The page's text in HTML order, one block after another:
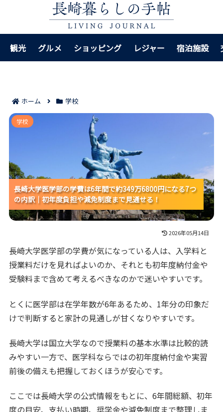
観光 グルメ ショッピング レジャー 宿泊施設
ホーム 学校
長崎大学医学部の学費は6年間で約349万6800円になる
7つの内訳｜初年度負担や減免制度まで見通せる！
長崎大学医学部の学費は6年間で約349万6800円になる7つ
の内訳｜初年度負担や減免制度まで見通せる！
長崎大学医学部の学費は6年間で約349万6800円になる7つ
の内訳｜初年度負担や減免制度まで見通せる！
長崎大学医学部の学費は6年間で約349万6800円になる7つ
の内訳｜初年度負担や減免制度まで見通せる！
学校
2026年05月14日
長崎大学医学部の学費が気になっている人は、入学料と
授業料だけを見ればよいのか、それとも初年度納付金や
受験料まで含めて考えるべきなのかで迷いやすいです。
とくに医学部は在学年数が6年あるため、1年分の印象だ
けで判断すると家計の見通しが甘くなりやすいです。
長崎大学は国立大学なので授業料の基本水準は比較的読
みやすい一方で、医学科ならではの初年度納付金や実習
前後の備えも把握しておくほうが安心です。
ここでは長崎大学の公式情報をもとに、6年間総額、初年